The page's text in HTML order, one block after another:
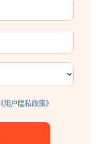
《用户隐私政策》